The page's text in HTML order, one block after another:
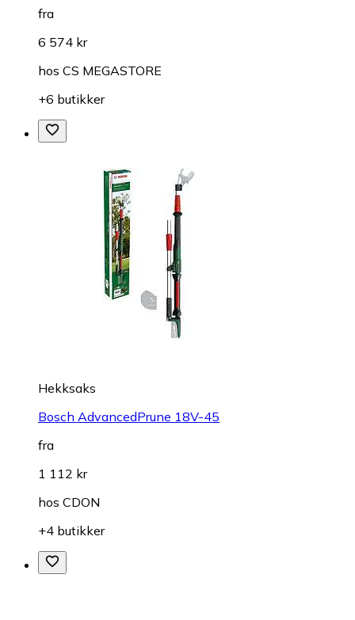
fra
6 574 kr
hos CS MEGASTORE
+6 butikker
Hekksaks
Bosch AdvancedPrune 18V-45
fra
1 112 kr
hos CDON
+4 butikker